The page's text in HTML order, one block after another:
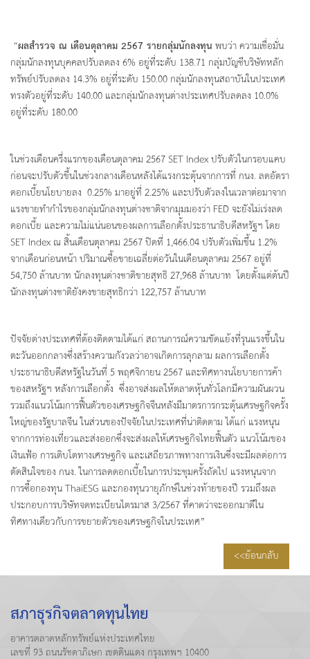
“ผลสำรวจ ณ เดือนตุลาคม 2567 รายกลุ่มนักลงทุนพบว่า ความเชื่อมั่น
กลุ่มนักลงทุนบุคคลปรับลดลง 6% อยู่ที่ระดับ 138.71 กลุ่มบัญชีบริษัทหลัก
ทรัพย์ปรับลดลง 14.3% อยู่ที่ระดับ 150.00 กลุ่มนักลงทุนสถาบันในประเทศ
ทรงตัวอยู่ที่ระดับ 140.00 และกลุ่มนักลงทุนต่างประเทศปรับลดลง 10.0%
อยู่ที่ระดับ 180.00
ในช่วงเดือนครึ่งแรกของเดือนตุลาคม 2567 SET Index ปรับตัวในกรอบแคบ
ก่อนจะปรับตัวขึ้นในช่วงกลางเดือนหลังได้แรงกระตุ้นจากการที่ กนง. ลดอัตรา
ดอกเบี้ยนโยบายลง 0.25% มาอยู่ที่ 2.25% และปรับตัวลงในเวลาต่อมาจาก
แรงขายทำกำไรของกลุ่มนักลงทุนต่างชาติจากมุมมองว่า FED จะยังไม่เร่งลด
ดอกเบี้ย และความไม่แน่นอนของผลการเลือกตั้งประธานาธิบดีสหรัฐฯ โดย
SET Index ณ สิ้นเดือนตุลาคม 2567 ปิดที่ 1,466.04 ปรับตัวเพิ่มขึ้น 1.2%
จากเดือนก่อนหน้า ปริมาณซื้อขายเฉลี่ยต่อวันในเดือนตุลาคม 2567 อยู่ที่
54,750 ล้านบาท นักลงทุนต่างชาติขายสุทธิ 27,968 ล้านบาท โดยตั้งแต่ต้นปี
นักลงทุนต่างชาติยังคงขายสุทธิกว่า 122,757 ล้านบาท
ปัจจัยต่างประเทศที่ต้องติดตามได้แก่ สถานการณ์ความขัดแย้งที่รุนแรงขึ้นใน
ตะวันออกกลางซึ่งสร้างความกังวลว่าอาจเกิดการลุกลาม ผลการเลือกตั้ง
ประธานาธิบดีสหรัฐในวันที่ 5 พฤศจิกายน 2567 และทิศทางนโยบายการค้า
ของสหรัฐฯ หลังการเลือกตั้ง ซึ่งอาจส่งผลให้ตลาดหุ้นทั่วโลกมีความผันผวน
รวมถึงแนวโน้มการฟื้นตัวของเศรษฐกิจจีนหลังมีมาตรการกระตุ้นเศรษฐกิจครั้ง
ใหญ่ของรัฐบาลจีน ในส่วนของปัจจัยในประเทศที่น่าติดตาม ได้แก่ แรงหนุน
จากการท่องเที่ยวและส่งออกซึ่งจะส่งผลให้เศรษฐกิจไทยฟื้นตัว แนวโน้มของ
เงินเฟ้อ การเติบโตทางเศรษฐกิจ และเสถียรภาพทางการเงินซึ่งจะมีผลต่อการ
ตัดสินใจของ กนง. ในการลดดอกเบี้ยในการประชุมครั้งถัดไป แรงหนุนจาก
การซื้อกองทุน ThaiESG และกองทุนวายุภักษ์ในช่วงท้ายของปี รวมถึงผล
ประกอบการบริษัทจดทะเบียนไตรมาส 3/2567 ที่คาดว่าจะออกมาดีใน
ทิศทางเดียวกับการขยายตัวของเศรษฐกิจในประเทศ”
<<ย้อนกลับ
สภาธุรกิจตลาดทุนไทย
อาคารตลาดหลักทรัพย์แห่งประเทศไทย
เลขที่ 93 ถนนรัชดาภิเษก เขตดินแดง กรุงเทพฯ 10400